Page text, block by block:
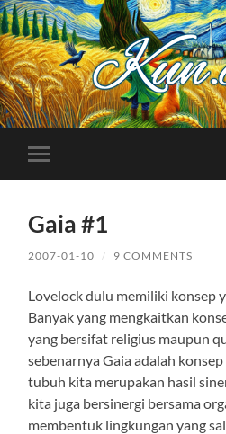
Toggle
mobile
Gaia #1
2007-01-10 / 9 COMMENTS
Lovelock dulu memiliki konsep
Banyak yang mengkaitkan
yang bersifat religius maupun
sebenarnya Gaia adalah
tubuh kita merupakan hasil
kita juga bersinergi bersama
membentuk lingkungan yang